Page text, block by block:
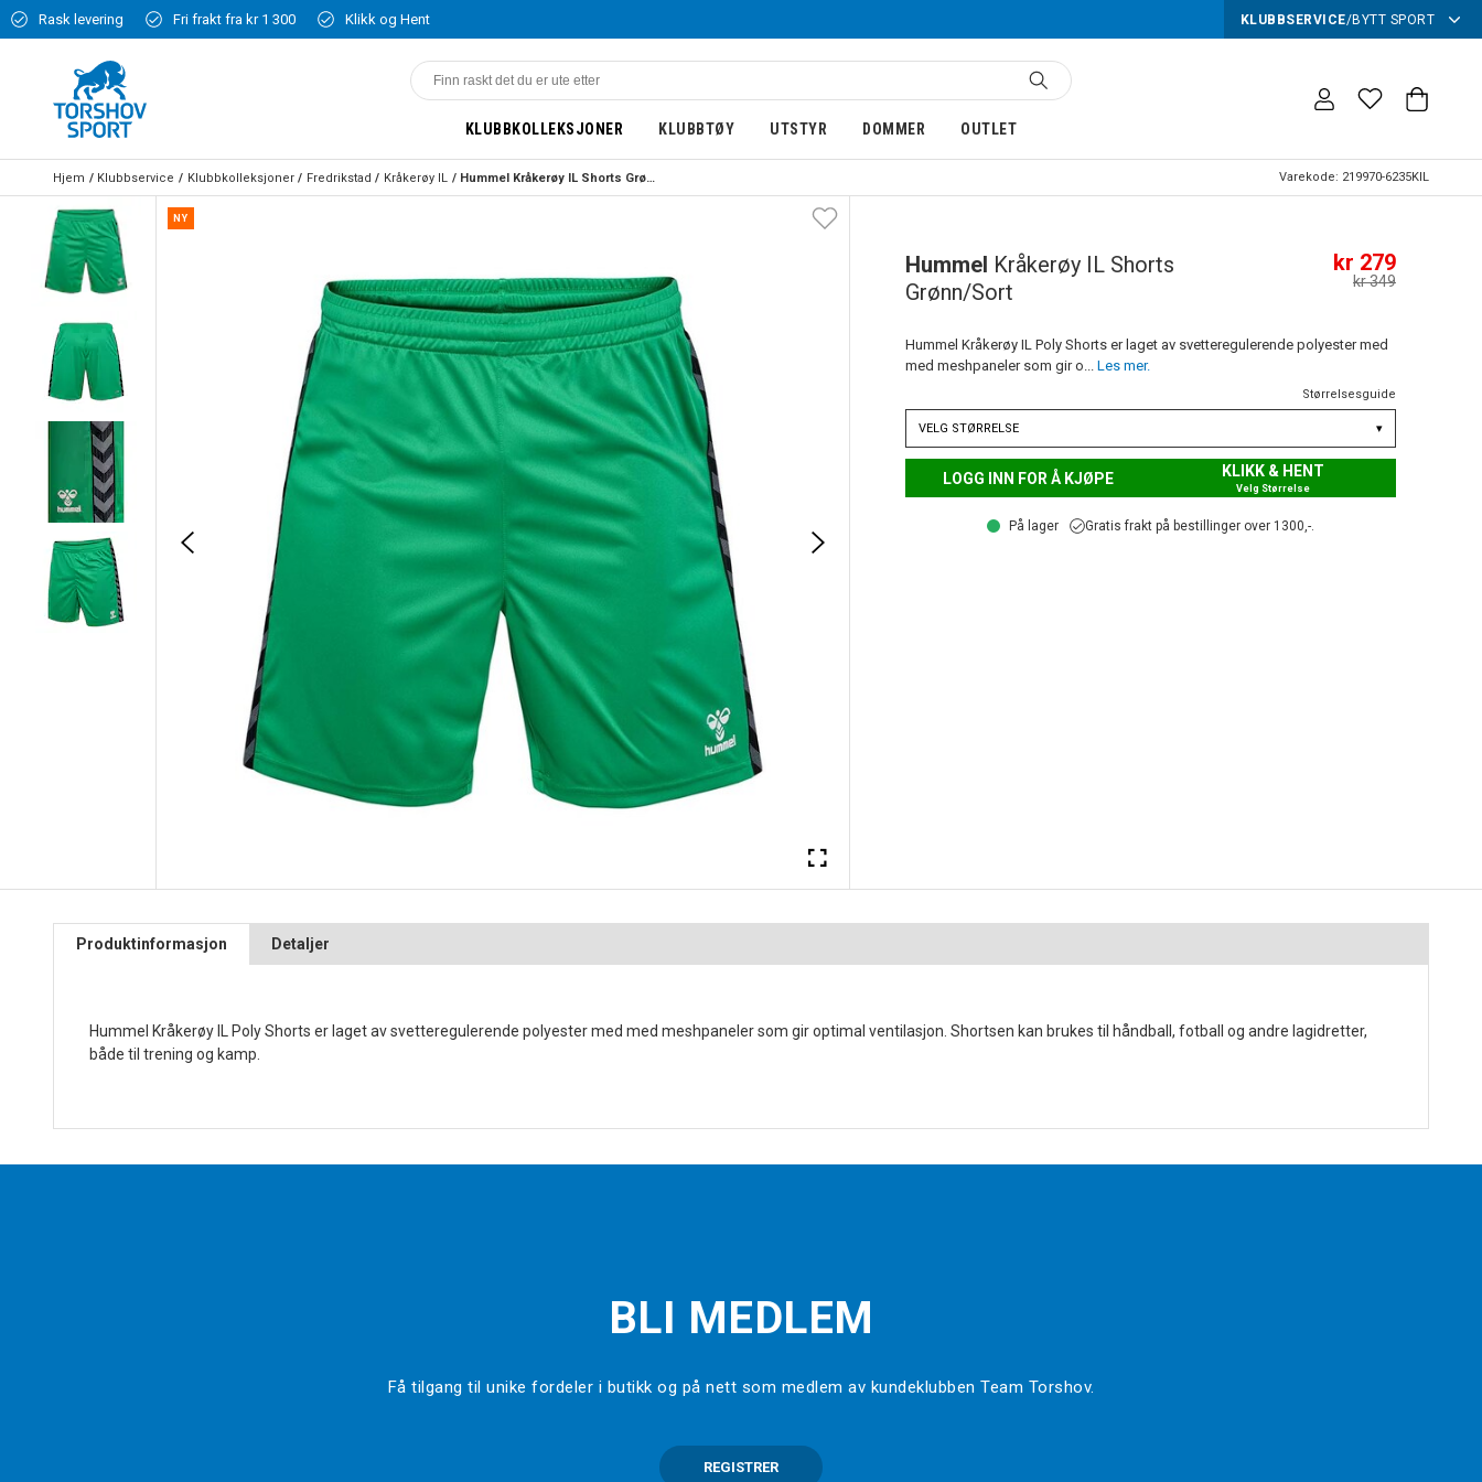
Rask levering Fri frakt fra kr 1 300 Klikk og Hent KLUBBSERVICE/BYTT SPORT
KLUBBKOLLEKSJONER KLUBBTØY UTSTYR DOMMER OUTLET
Hjem Klubbservice Klubbkolleksjoner Fredrikstad Kråkerøy IL Hummel Kråkerøy IL Shorts Grønn/Sort Varekode: 219970-6235KIL
NY
Hummel Kråkerøy IL Shorts
Grønn/Sort
kr 279
kr 349
Hummel Kråkerøy IL Poly Shorts er laget av svetteregulerende polyester med
med meshpaneler som gir o... Les mer.
Størrelsesguide
VELG STØRRELSE ▾
LOGG INN FOR Å KJØPE KLIKK & HENT
Velg Størrelse
På lager Gratis frakt på bestillinger over 1300,-.
Produktinformasjon Detaljer
Hummel Kråkerøy IL Poly Shorts er laget av svetteregulerende polyester med med meshpaneler som gir optimal ventilasjon. Shortsen kan brukes til håndball, fotball og andre lagidretter,
både til trening og kamp.
BLI MEDLEM
Få tilgang til unike fordeler i butikk og på nett som medlem av kundeklubben Team Torshov.
REGISTRER